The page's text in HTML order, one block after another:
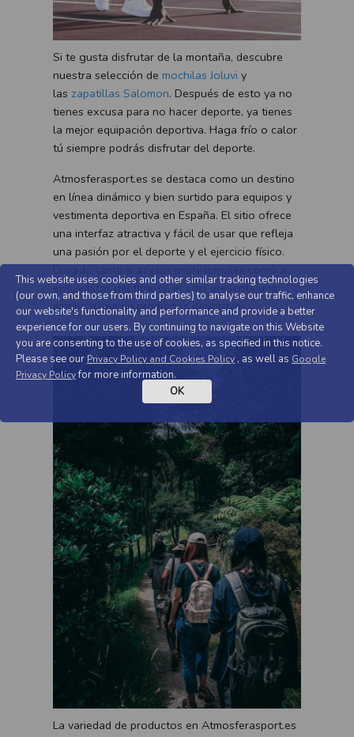
Si te gusta disfrutar de la montaña, descubre
nuestra selección de mochilas Joluvi y
las zapatillas Salomon. Después de esto ya no
tienes excusa para no hacer deporte, ya tienes
la mejor equipación deportiva. Haga frío o calor
tú siempre podrás disfrutar del deporte.
Atmosferasport.es se destaca como un destino
en línea dinámico y bien surtido para equipos y
vestimenta deportiva en España. El sitio ofrece
una interfaz atractiva y fácil de usar que refleja
una pasión por el deporte y el ejercicio físico.
entusiastas del fitness, el sitio presenta una
amplia gama de productos deportivos.
La variedad de productos en Atmosferasport.es
This website uses cookies and other similar tracking technologies
(our own, and those from third parties) to analyse our traffic, enhance
our website's functionality and performance and provide a better
experience for our users. By continuing to navigate on this Website
you are consenting to the use of cookies, as specified in this notice.
Please see our Privacy Policy and Cookies Policy , as well as Google
Privacy Policyfor more information.
OK